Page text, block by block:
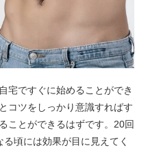
宅ですぐに始めることができ
コツをしっかり意識すればす
ことができるはずです。20回
頃には効果が目に見えてく